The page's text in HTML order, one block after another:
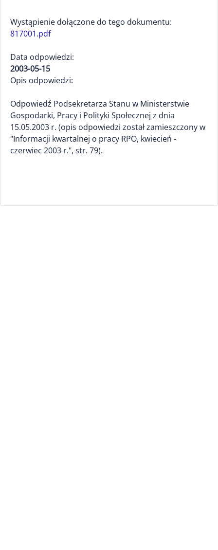
Wystąpienie dołączone do tego dokumentu:
817001.pdf
Data odpowiedzi:
2003-05-15
Opis odpowiedzi:
Odpowiedź Podsekretarza Stanu w Ministerstwie
Gospodarki, Pracy i Polityki Społecznej z dnia
15.05.2003 r. (opis odpowiedzi został zamieszczony w
"Informacji kwartalnej o pracy RPO, kwiecień -
czerwiec 2003 r.", str. 79).